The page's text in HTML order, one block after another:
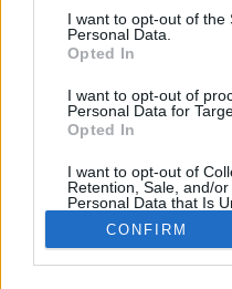
consent section.
I want to opt-out of the
Personal Data.
Opted In
I want to opt-out of
Personal Data for
Opted In
I want to opt-out of
Retention, Sale, and/
Personal Data that Is
Purposes for which it
Opted Out
CONFIRM
Kutatás
Prevenció
Hírek
Videók
Kisállatok egészsége
#allergia#influenza
#orvosmeteorológia
#pajzsmirigy#reflux
Regisztráció